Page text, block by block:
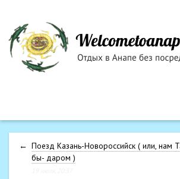
← Поезд Казань-Новороссийск ( или, нам
бы- даром )